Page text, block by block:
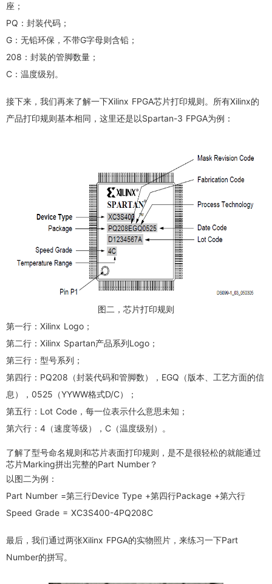
座；
PQ：封装代码；
G：无铅环保，不带G字母则含铅；
208：封装的管脚数量；
C：温度级别。
接下来，我们再来了解一下Xilinx FPGA芯片打印规则。所有Xilinx的
产品打印规则基本相同，这里还是以Spartan-3 FPGA为例：
图二，芯片打印规则
第一行：Xilinx Logo；
第二行：Xilinx Spartan产品系列Logo；
第三行：型号系列；
第四行：PQ208（封装代码和管脚数），EGQ（版本、工艺方面的信
息），0525（YYWW格式D/C）；
第五行：Lot Code，每一位表示什么意思未知；
第六行：4（速度等级），C（温度级别）。
了解了型号命名规则和芯片表面打印规则，是不是很轻松的就能通过
芯片Marking拼出完整的Part Number？
以图二为例：
Part Number =第三行Device Type +第四行Package +第六行
Speed Grade = XC3S400-4PQ208C
最后，我们通过两张Xilinx FPGA的实物照片，来练习一下Part
Number的拼写。